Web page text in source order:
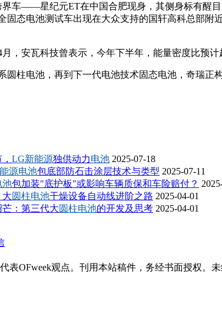
车——星纪元ET在中国合肥现身，其侧身标有醒
固态电池测试车出现在大众支持的国轩高科总部
，安瓦科技曾表示，今年下半年，能量密度比预
圆柱电池，再到下一代电池技术固态电池，奇瑞
LG新能源独供动力电池 2025-07-18
源电池包底部防石击涂层技术与类型 2025-07-11
池包加装"底护板"或影响车辆质保和车险赔付？
大圆柱电池干燥设备自动线进阶之路 2025-04-01
：第三代大圆柱电池的开发及思考 2025-04-01
表OFweek观点。刊用本站稿件，务经书面授权。